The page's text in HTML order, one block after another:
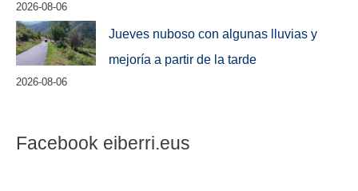
2026-08-06
Jueves nuboso con algunas lluvias y
mejoría a partir de la tarde
2026-08-06
Facebook eiberri.eus